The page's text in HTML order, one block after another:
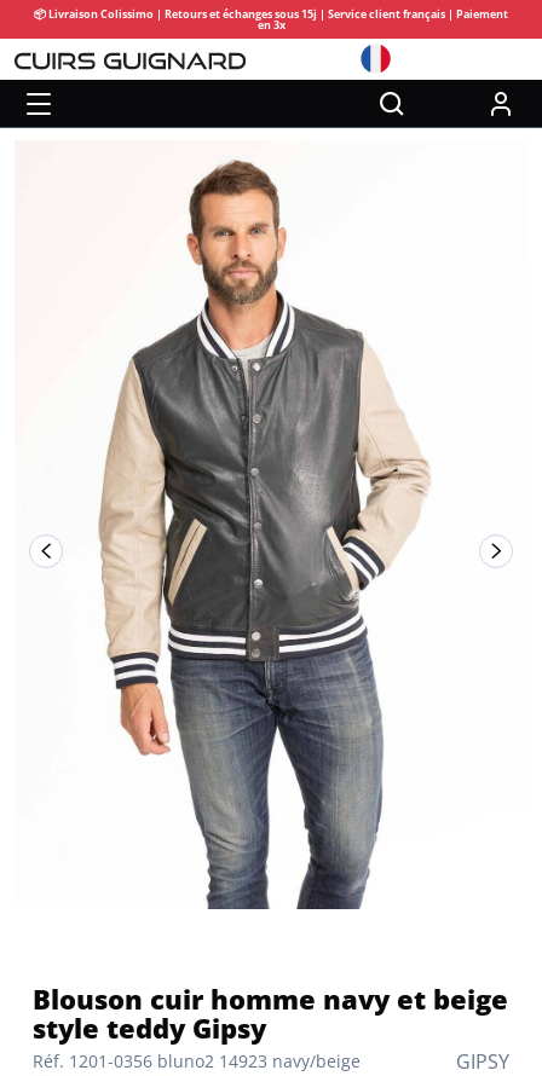
📦 Livraison Colissimo | Retours et échanges sous 15j | Service client français | Paiement
en 3x
GIPSY
Réf. 1201-0356 bluno2 14923 navy/beige
Blouson cuir homme navy et beige
style teddy Gipsy